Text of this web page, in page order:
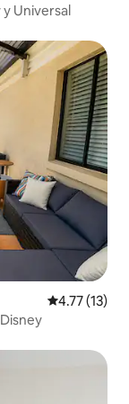
Universal
Calificación
4.77 (13)